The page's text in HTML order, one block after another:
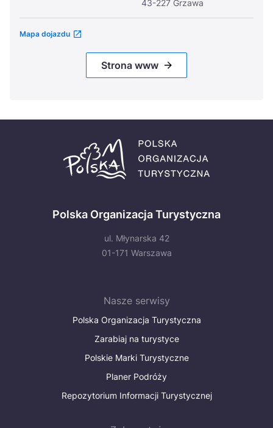
43-227 Grzawa
Mapa dojazdu
Strona www
Polska Organizacja Turystyczna
ul. Młynarska 42
01-171 Warszawa
Nasze serwisy
Polska Organizacja Turystyczna
Zarabiaj na turystyce
Polskie Marki Turystyczne
Planer Podróży
Repozytorium Informacji Turystycznej